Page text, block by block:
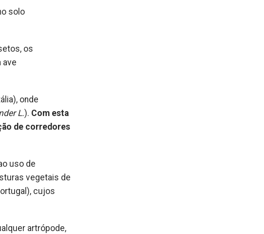
solo
os
ave
onde
L.). Com esta
de corredores
uso de
vegetais de
cujos
artrópode,